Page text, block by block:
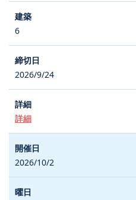
6
2026/9/24
詳細
2026/10/2